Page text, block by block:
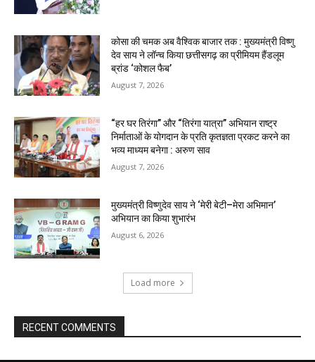
कोसा की चमक अब वैश्विक बाजार तक : मुख्यमंत्री विष्णु
देव साय ने लॉन्च किया छत्तीसगढ़ का प्रीमियम हैंडलूम
ब्रांड ‘कोशल फैब’
August 7, 2026
“हर घर तिरंगा” और “तिरंगा यात्रा” अभियान राष्ट्र
निर्माताओं के योगदान के प्रति कृतज्ञता प्रकट करने का
भव्य माध्यम बनेगा : अरुण साव
August 7, 2026
मुख्यमंत्री विष्णुदेव साय ने ‘मेरी बेटी–मेरा अभिमान’
अभियान का किया शुभारंभ
August 6, 2026
Load more
RECENT COMMENTS